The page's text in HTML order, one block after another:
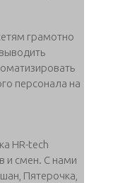
грамотно
персонала на
HR-tech
и смен. С нами
Пятерочка,